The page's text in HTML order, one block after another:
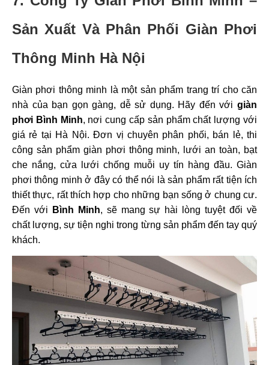
Sản Xuất Và Phân Phối Giàn Phơi
Thông Minh Hà Nội
Giàn phơi thông minh là một sản phẩm trang trí cho căn
nhà của bạn gọn gàng, dễ sử dụng. Hãy đến với giàn
phơi Bình Minh, nơi cung cấp sản phẩm chất lượng với
giá rẻ tại Hà Nội. Đơn vị chuyên phân phối, bán lẻ, thi
công sản phẩm giàn phơi thông minh, lưới an toàn, bạt
che nắng, cửa lưới chống muỗi uy tín hàng đầu. Giàn
phơi thông minh ở đây có thể nói là sản phẩm rất tiện ích
thiết thực, rất thích hợp cho những bạn sống ở chung cư.
Đến với
Bình Minh, sẽ mang sự hài lòng tuyệt đối về
chất lượng, sự tiện nghi trong từng sản phẩm đến tay quý
khách.